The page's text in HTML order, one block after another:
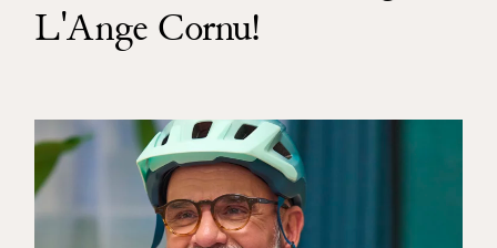
L'Ange Cornu!